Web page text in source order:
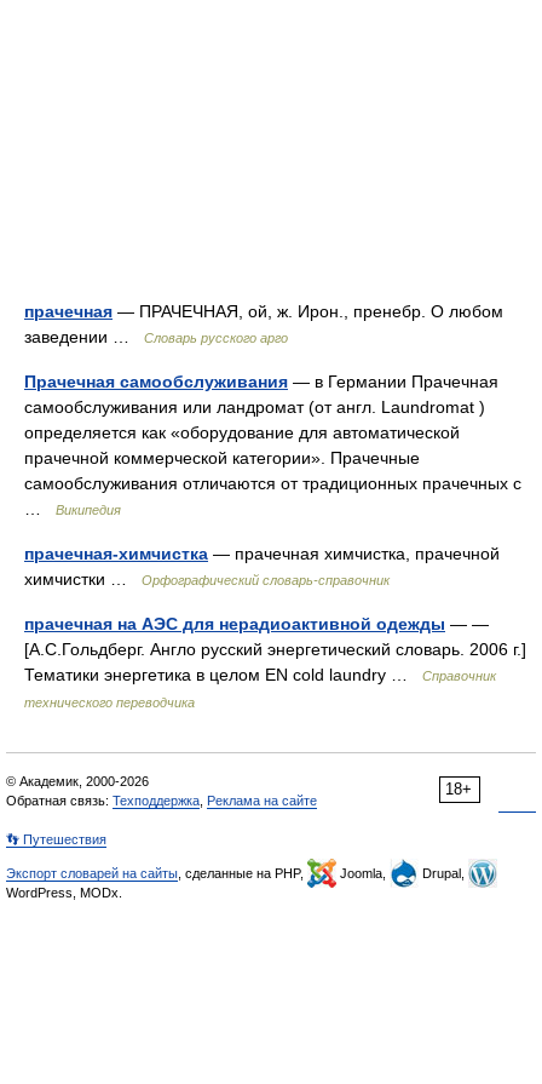
прачечная — ПРАЧЕЧНАЯ, ой, ж. Ирон., пренебр. О любом
заведении …
Словарь русского арго
Прачечная самообслуживания — в Германии Прачечная
самообслуживания или ландромат (от англ. Laundromat )
определяется как «оборудование для автоматической
прачечной коммерческой категории». Прачечные
самообслуживания отличаются от традиционных прачечных с
Википедия
прачечная-химчистка — прачечная химчистка, прачечной
химчистки …
Орфографический словарь-справочник
прачечная на АЭС для нерадиоактивной одежды — —
[А.С.Гольдберг. Англо русский энергетический словарь. 2006 г.]
Тематики энергетика в целом EN cold laundry …
Справочник
технического переводчика
18+
© Академик, 2000-2026
Обратная связь: Техподдержка Реклама на сайте
👣 Путешествия
Экспорт словарей на сайты , сделанные на PHP, Joomla,
Drupal,
WordPress, MODx.